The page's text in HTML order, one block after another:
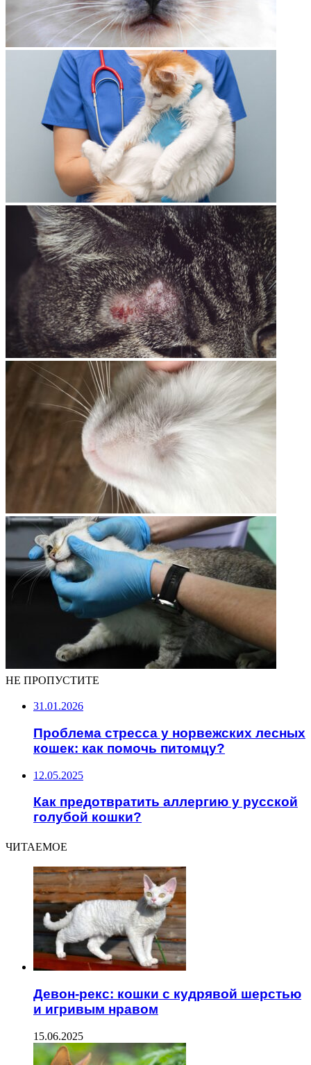
НЕ ПРОПУСТИТЕ
31.01.2026
Проблема стресса у норвежских лесных
кошек: как помочь питомцу?
12.05.2025
Как предотвратить аллергию у русской
голубой кошки?
ЧИТАЕМОЕ
Девон-рекс: кошки с кудрявой шерстью
и игривым нравом
15.06.2025